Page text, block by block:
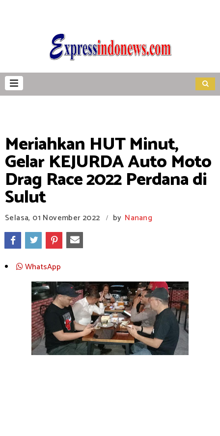
Meriahkan HUT Minut,
Gelar KEJURDA Auto Moto
Drag Race 2022 Perdana di
Sulut
Selasa, 01 November 2022 / by Nanang
WhatsApp